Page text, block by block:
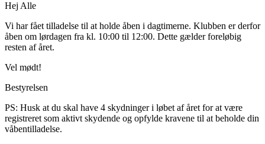
Hej Alle
Vi har fået tilladelse til at holde åben i dagtimerne. Klubben er derfor
åben om lørdagen fra kl. 10:00 til 12:00. Dette gælder foreløbig
resten af året.
Vel mødt!
Bestyrelsen
PS: Husk at du skal have 4 skydninger i løbet af året for at være
registreret som aktivt skydende og opfylde kravene til at beholde din
våbentilladelse.